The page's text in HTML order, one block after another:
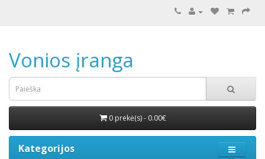
Vonios įranga
0 prekė(s) - 0.00€
Kategorijos